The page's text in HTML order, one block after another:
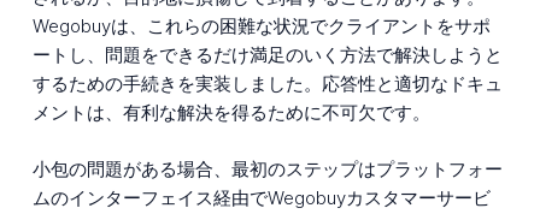
Wegobuyは、これらの困難な状況でクライアントをサポ
ートし、問題をできるだけ満足のいく方法で解決しようと
するための手続きを実装しました。応答性と適切なドキュ
メントは、有利な解決を得るために不可欠です。
小包の問題がある場合、最初のステップはプラットフォー
ムのインターフェイス経由でWegobuyカスタマーサービ